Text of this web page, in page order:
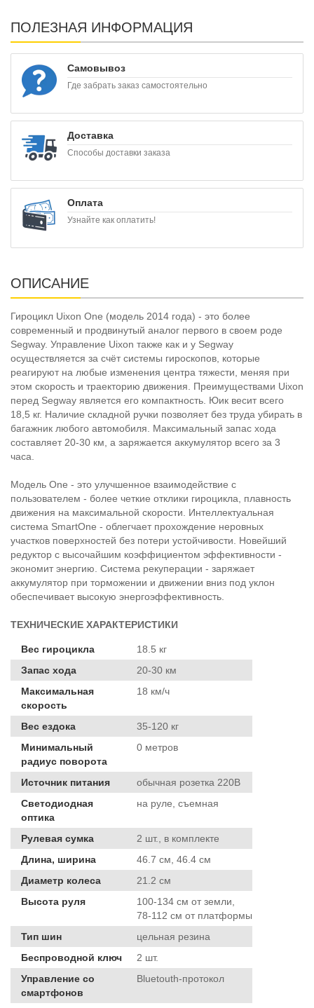
ПОЛЕЗНАЯ ИНФОРМАЦИЯ
Самовывоз
Где забрать заказ самостоятельно
Доставка
Способы доставки заказа
Оплата
Узнайте как оплатить!
ОПИСАНИЕ
Гироцикл Uixon One (модель 2014 года) - это более
современный и продвинутый аналог первого в своем роде
Segway. Управление Uixon также как и у Segway
осуществляется за счёт системы гироскопов, которые
реагируют на любые изменения центра тяжести, меняя при
этом скорость и траекторию движения. Преимуществами Uixon
перед Segway является его компактность. Юик весит всего
18,5 кг. Наличие складной ручки позволяет без труда убирать в
багажник любого автомобиля. Максимальный запас хода
составляет 20-30 км, а заряжается аккумулятор всего за 3
часа.
Модель One - это улучшенное взаимодействие с
пользователем - более четкие отклики гироцикла, плавность
движения на максимальной скорости. Интеллектуальная
система SmartOne - облегчает прохождение неровных
участков поверхностей без потери устойчивости. Новейший
редуктор с высочайшим коэффициентом эффективности -
экономит энергию. Система рекуперации - заряжает
аккумулятор при торможении и движении вниз под уклон
обеспечивает высокую энергоэффективность.
ТЕХНИЧЕСКИЕ ХАРАКТЕРИСТИКИ
Вес гироцикла
18.5 кг
Запас хода
20-30 км
Максимальная
скорость
18 км/ч
Вес ездока
35-120 кг
Минимальный
радиус поворота
0 метров
Источник питания
обычная розетка 220В
Светодиодная
оптика
на руле, съемная
Рулевая сумка
2 шт., в комплекте
Длина, ширина
46.7 см, 46.4 см
Диаметр колеса
21.2 см
Высота руля
100-134 см от земли,
78-112 см от платформы
Тип шин
цельная резина
Беспроводной ключ
2 шт.
Управление со
смартфонов
Bluetouth-протокол